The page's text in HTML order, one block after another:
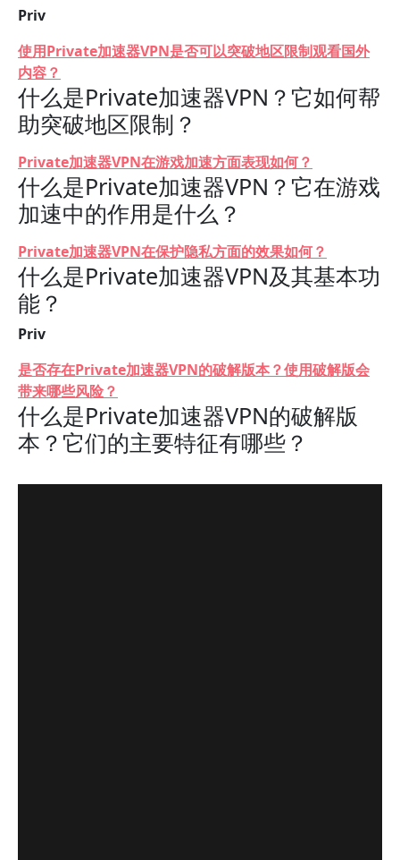
Priv
使用Private加速器VPN是否可以突破地区限制观看国外
内容？
什么是Private加速器VPN？它如何帮
助突破地区限制？
Private加速器VPN在游戏加速方面表现如何？
什么是Private加速器VPN？它在游戏
加速中的作用是什么？
Private加速器VPN在保护隐私方面的效果如何？
什么是Private加速器VPN及其基本功
能？
Priv
是否存在Private加速器VPN的破解版本？使用破解版会
带来哪些风险？
什么是Private加速器VPN的破解版
本？它们的主要特征有哪些？